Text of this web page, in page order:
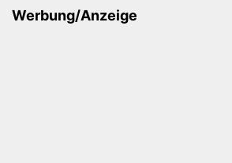
Werbung/Anzeige